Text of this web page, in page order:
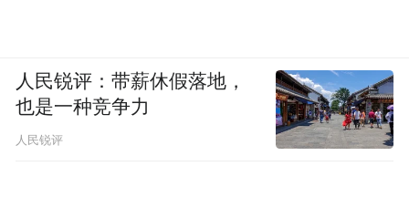
人民锐评：带薪休假落地，
也是一种竞争力
人民锐评